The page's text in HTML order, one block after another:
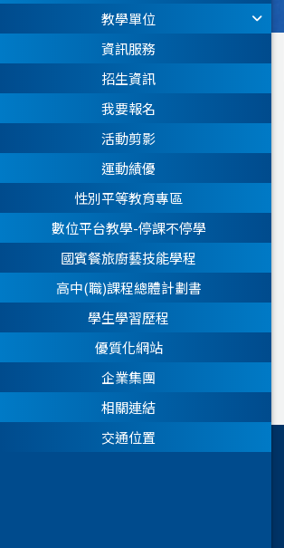
教學單位
資訊服務
招生資訊
我要報名
活動剪影
運動績優
性別平等教育專區
數位平台教學-停課不停學
國賓餐旅廚藝技能學程
高中(職)課程總體計劃書
學生學習歷程
優質化網站
企業集團
相關連結
交通位置